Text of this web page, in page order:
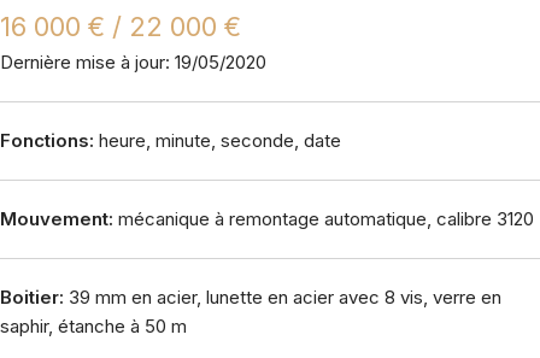
16 000 € / 22 000 €
Dernière mise à jour: 19/05/2020
Fonctions: heure, minute, seconde, date
Mouvement: mécanique à remontage automatique, calibre 3120
Boitier: 39 mm en acier, lunette en acier avec 8 vis, verre en
saphir, étanche à 50 m